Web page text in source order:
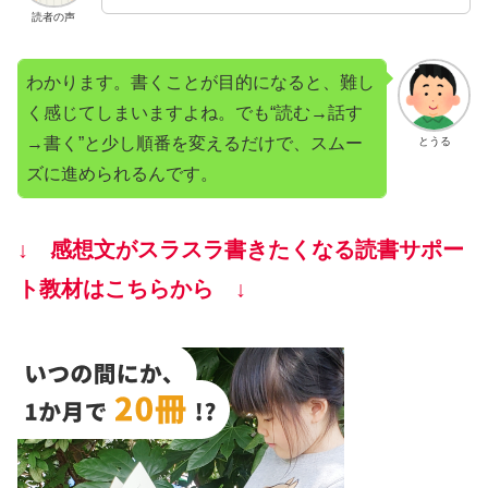
読者の声
とうる
わかります。書くことが目的になると、難し
く感じてしまいますよね。でも“読む→話す
→書く”と少し順番を変えるだけで、スムー
ズに進められるんです。
↓ 感想文がスラスラ書きたくなる読書サポー
ト教材はこちらから ↓